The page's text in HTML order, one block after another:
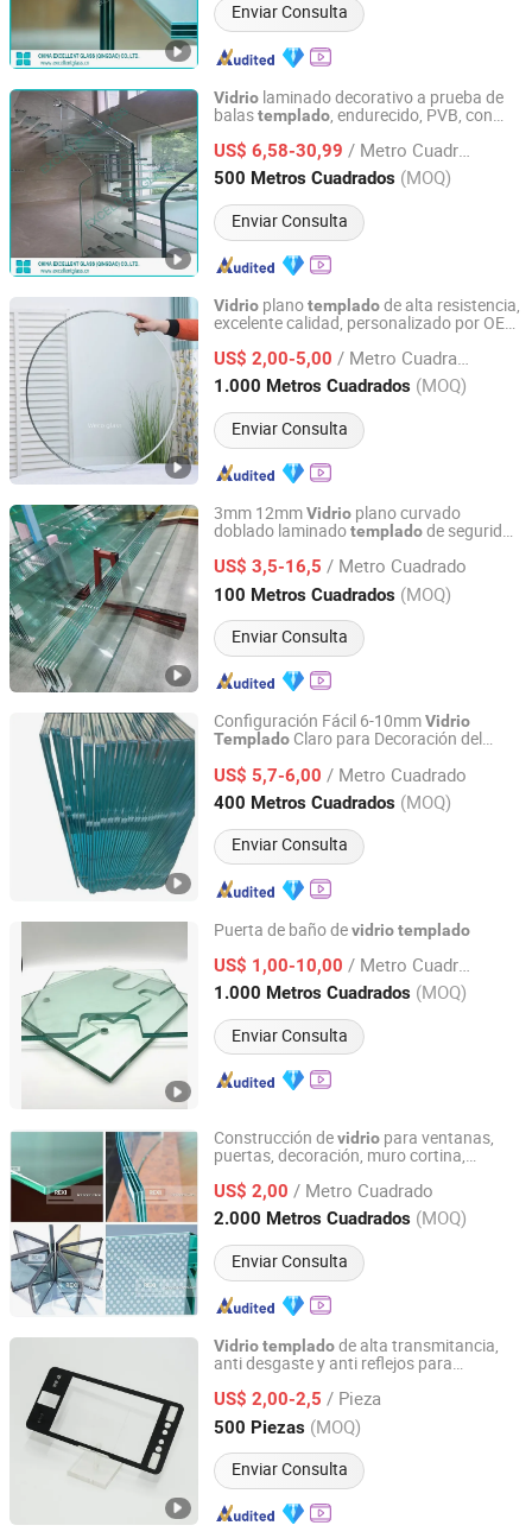
Enviar Consulta
Vidrio laminado decorativo a prueba de
balastemplado, endurecido, PVB, con
claro,vidriolaminado translúcido
US$ 6,58-30,99 / Metro Cuadrado
500 Metros Cuadrados (MOQ)
Enviar Consulta
China Excellent Glass (Qingdao) Co., Ltd.
Shandong, China Desde 2018
Vidrio planotempladode alta resistencia,
excelente calidad, personalizado por OEM
US$ 2,00-5,00 / Metro Cuadrado
1.000 Metros Cuadrados (MOQ)
Enviar Consulta
Qingdao Weco Industry Co., Ltd
Shandong, China Desde 2025
3mm 12mmVidrio plano curvado
doblado laminadotempladode seguridad
solar endurecido para ventanas puertas
muebles duchas máquinas precio
US$ 3,5-16,5 / Metro Cuadrado
100 Metros Cuadrados (MOQ)
Enviar Consulta
Qingdao Tsing Glass Co., Ltd.
Shandong, China Desde 2017
Configuración Fácil 6-10mmVidrio
Templado Claro para Decoración del
US$ 5,7-6,00 / Metro Cuadrado
400 Metros Cuadrados (MOQ)
Enviar Consulta
Ningbo Walron Special Glass Co., Ltd.
Zhejiang, China Desde 2015
Puerta de baño devidriotemplado
US$ 1,00-10,00 / Metro Cuadrado
1.000 Metros Cuadrados (MOQ)
Enviar Consulta
QINGDAO CHINASTAR HOLDING CO., LTD.
Shandong, China Desde 2008
Construcción devidrio para ventanas,
puertas, decoración, muro cortina,
vidrioendurecido,vidriopara duchas
laminado, bajo E, doble acristalamiento
aislante
US$ 2,00 / Metro Cuadrado
2.000 Metros Cuadrados (MOQ)
Enviar Consulta
QINGDAO REXI INDUSTRIES CO., LTD.
Shandong, China Desde 2006
Vidriotempladode alta transmitancia,
anti desgaste y anti reflejos para
US$ 2,00-2,5 / Pieza
500 Piezas (MOQ)
Enviar Consulta
Taizhou Zhaosheng Electronics Technology Co., Ltd.
Zhejiang, China Desde 2026